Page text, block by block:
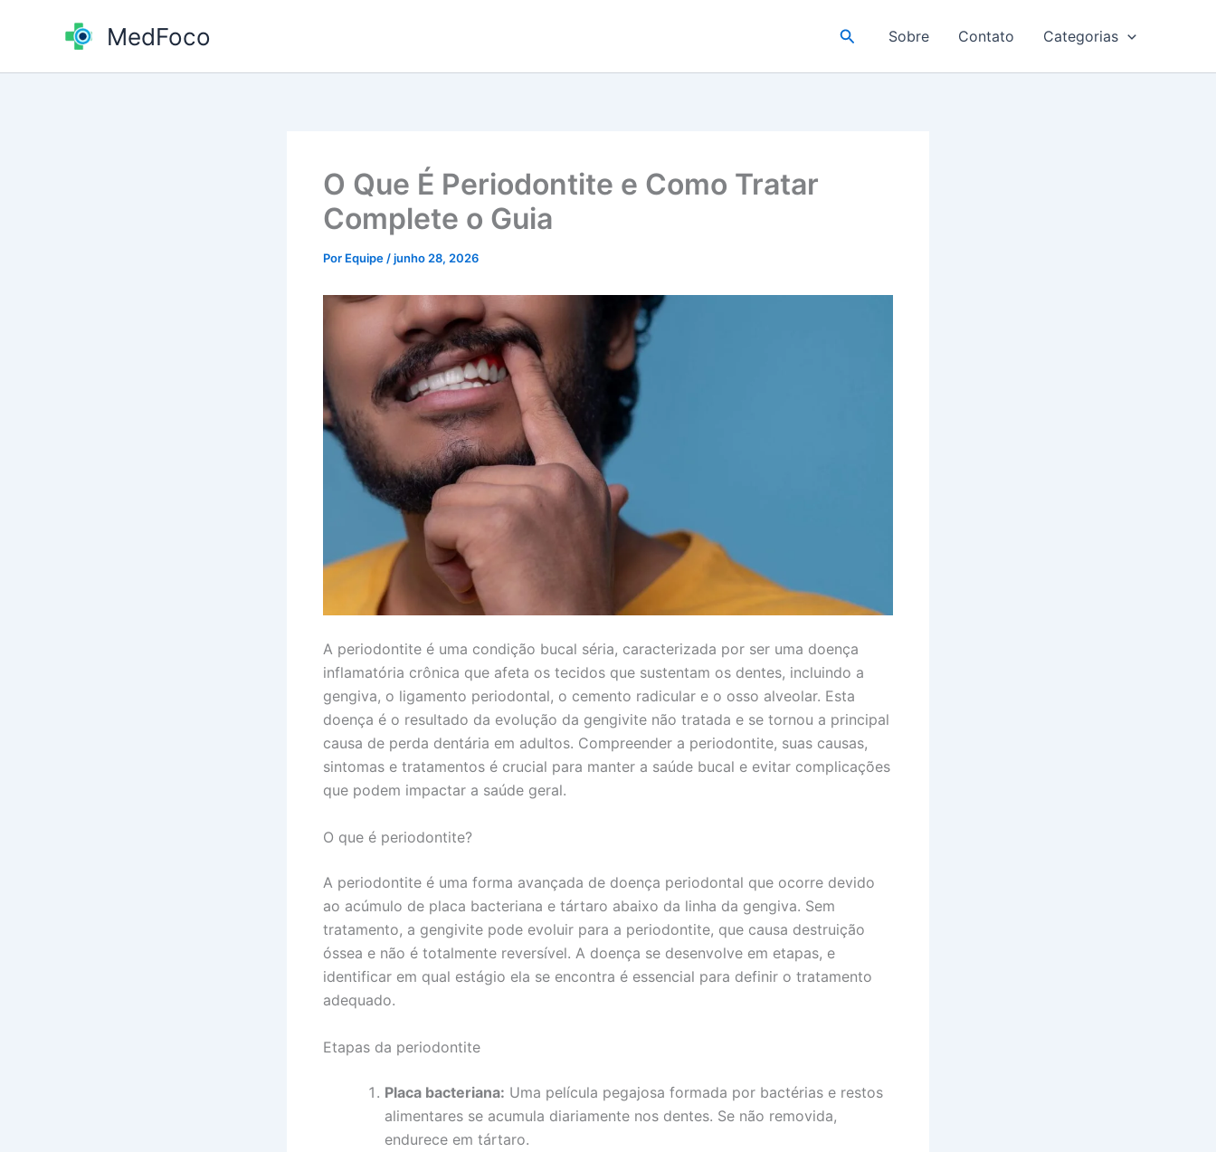
MedFoco Pesquisar
Sobre Contato Categorias
O Que É Periodontite e Como Tratar
Complete o Guia
Por Equipe /junho 28, 2026
A periodontite é uma condição bucal séria, caracterizada por ser uma doença
inflamatória crônica que afeta os tecidos que sustentam os dentes, incluindo a
gengiva, o ligamento periodontal, o cemento radicular e o osso alveolar. Esta
doença é o resultado da evolução da gengivite não tratada e se tornou a principal
causa de perda dentária em adultos. Compreender a periodontite, suas causas,
sintomas e tratamentos é crucial para manter a saúde bucal e evitar complicações
que podem impactar a saúde geral.
O que é periodontite?
A periodontite é uma forma avançada de doença periodontal que ocorre devido
ao acúmulo de placa bacteriana e tártaro abaixo da linha da gengiva. Sem
tratamento, a gengivite pode evoluir para a periodontite, que causa destruição
óssea e não é totalmente reversível. A doença se desenvolve em etapas, e
identificar em qual estágio ela se encontra é essencial para definir o tratamento
adequado.
Etapas da periodontite
Placa bacteriana: Uma película pegajosa formada por bactérias e restos
alimentares se acumula diariamente nos dentes. Se não removida,
endurece em tártaro.